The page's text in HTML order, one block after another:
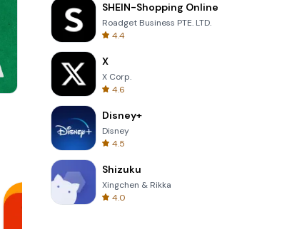
Words of Wonders
SHEIN-Shopping Online
Roadget Business PTE. LTD.
4.4
X
X Corp.
4.6
Disney+
Disney
4.5
Shizuku
Xingchen & Rikka
4.0